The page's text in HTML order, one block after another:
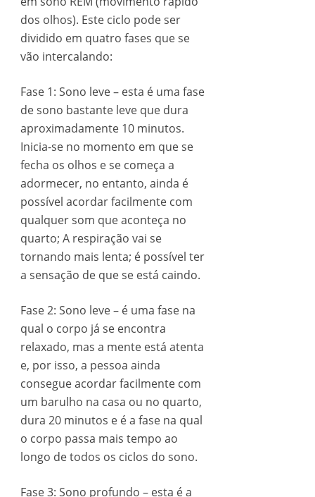
dos olhos). Este ciclo pode ser
dividido em quatro fases que se
vão intercalando:
Fase 1: Sono leve – esta é uma fase
de sono bastante leve que dura
aproximadamente 10 minutos.
Inicia-se no momento em que se
fecha os olhos e se começa a
adormecer, no entanto, ainda é
possível acordar facilmente com
qualquer som que aconteça no
quarto; A respiração vai se
tornando mais lenta; é possível ter
a sensação de que se está caindo.
Fase 2: Sono leve – é uma fase na
qual o corpo já se encontra
relaxado, mas a mente está atenta
e, por isso, a pessoa ainda
consegue acordar facilmente com
um barulho na casa ou no quarto,
dura 20 minutos e é a fase na qual
o corpo passa mais tempo ao
longo de todos os ciclos do sono.
Fase 3: Sono profundo – esta é a